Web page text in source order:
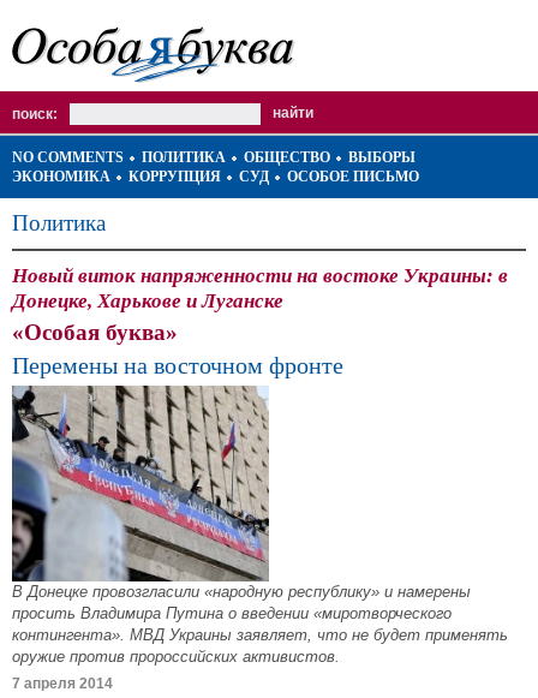
поиск:
NO COMMENTS ПОЛИТИКА ОБЩЕСТВО
ВЫБОРЫ
ЭКОНОМИКА
КОРРУПЦИЯ СУД ОСОБОЕ ПИСЬМО
Политика
Новый виток напряженности на востоке Украины: в
Донецке, Харькове и Луганске
«Особая буква»
Перемены на восточном фронте
В Донецке провозгласили «народную республику» и намерены
просить Владимира Путина о введении «миротворческого
контингента». МВД Украины заявляет, что не будет применять
оружие против пророссийских активистов.
7 апреля 2014